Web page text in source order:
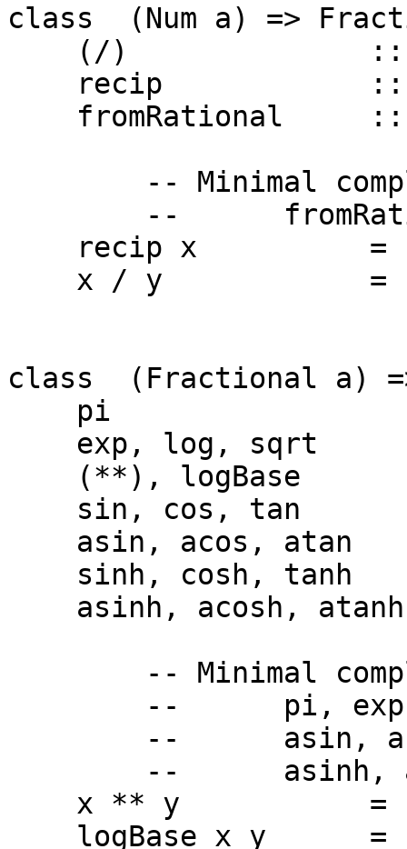
class (Num a) =>
(/) :: a ->
recip :: a
fromRational ::
-- Minimal
--
recip x =
x / y = x *
class (Fractional a)
pi ::
exp, log, sqrt
(**), logBase ::
sin, cos, tan
asin, acos, atan
sinh, cosh, tanh
asinh, acosh,
-- Minimal
-- pi, exp, log,
-- asin,
-- asinh,
x ** y = exp
logBase x y =